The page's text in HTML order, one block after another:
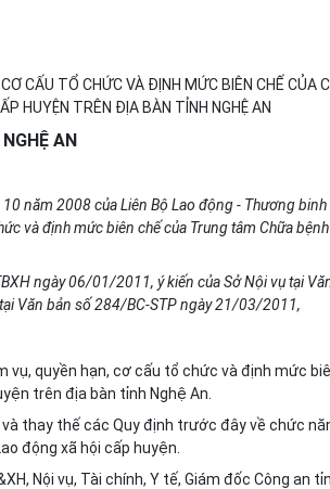
CẤU TỔ CHỨC VÀ ĐỊNH MỨC BIÊN CHẾ CỦA
HUYỆN TRÊN ĐỊA BÀN TỈNH NGHỆ AN
AN
năm 2008 của Liên Bộ Lao động - Thương binh
và định mức biên chế của Trung tâm Chữa
ngày 06/01/2011, ý kiến của Sở Nội vụ tại
Văn bản số 284/BC-STP ngày 21/03/2011,
vụ, quyền hạn, cơ cấu tổ chức và định mức
trên địa bàn tỉnh Nghệ An.
thay thế các Quy định trước đây về chức
động xã hội cấp huyện.
Nội vụ, Tài chính, Y tế, Giám đốc Công an